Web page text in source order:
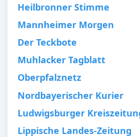
Heilbronner Stimme
Mannheimer Morgen
Der Teckbote
Muhlacker Tagblatt
Oberpfalznetz
Nordbayerischer Kurier
Ludwigsburger
Lippische Landes-Zeitung